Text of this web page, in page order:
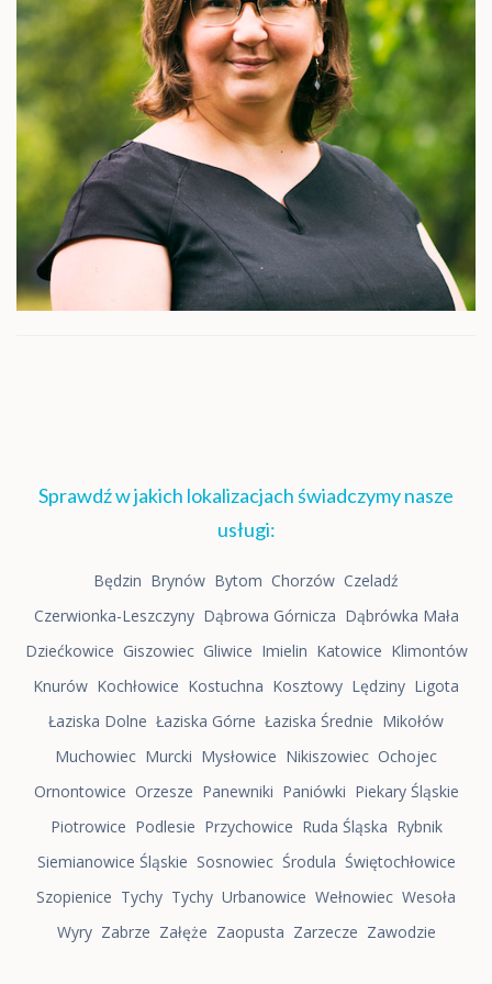
Sprawdź w jakich lokalizacjach świadczymy nasze
usługi:
Będzin Brynów Bytom Chorzów Czeladź
Czerwionka-Leszczyny Dąbrowa Górnicza Dąbrówka Mała
Dziećkowice Giszowiec Gliwice Imielin Katowice Klimontów
Knurów Kochłowice Kostuchna Kosztowy Lędziny Ligota
Łaziska Dolne Łaziska Górne Łaziska Średnie Mikołów
Muchowiec Murcki Mysłowice Nikiszowiec Ochojec
Ornontowice Orzesze Panewniki Paniówki Piekary Śląskie
Piotrowice Podlesie Przychowice Ruda Śląska Rybnik
Siemianowice Śląskie Sosnowiec Środula Świętochłowice
Szopienice Tychy Tychy Urbanowice Wełnowiec Wesoła
Wyry Zabrze Załęże Zaopusta Zarzecze Zawodzie